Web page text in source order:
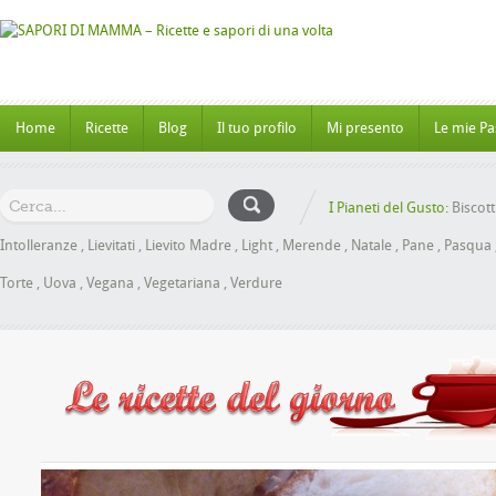
Home Ricette Blog Il tuo profilo Mi presento Le mie
I Pianeti del Gusto:
Intolleranze , Lievitati , Lievito Madre , Light , Merende , Natale , Pane , Pasqua
Torte , Uova , Vegana , Vegetariana , Verdure
al Miele senza